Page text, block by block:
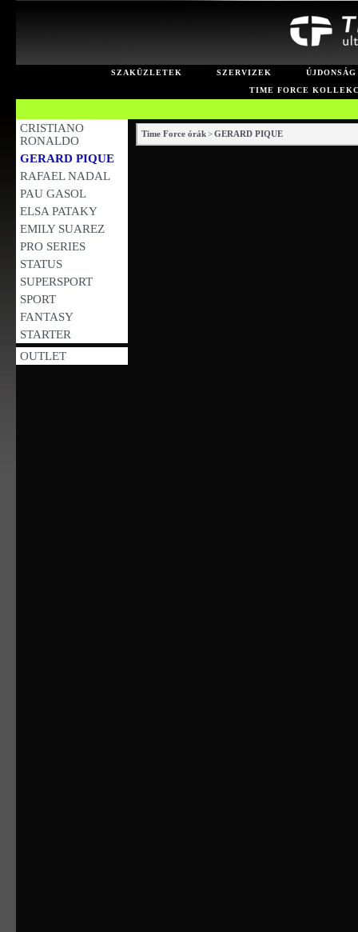
SZAKÜZLETEK SZERVIZEK
ÚJDONSÁG
TIME FORCE
CRISTIANO
RONALDO
GERARD PIQUE
RAFAEL NADAL
PAU GASOL
ELSA PATAKY
EMILY SUAREZ
PRO SERIES
STATUS
SUPERSPORT
SPORT
FANTASY
STARTER
OUTLET
Time Force órák>GERARD PIQUE